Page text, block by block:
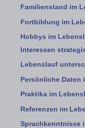
Familienstand im
Fortbildung im
Hobbys im
Interessen
Lebenslauf
Persönliche Daten
Praktika im
Referenzen im
Sprachkenntnisse